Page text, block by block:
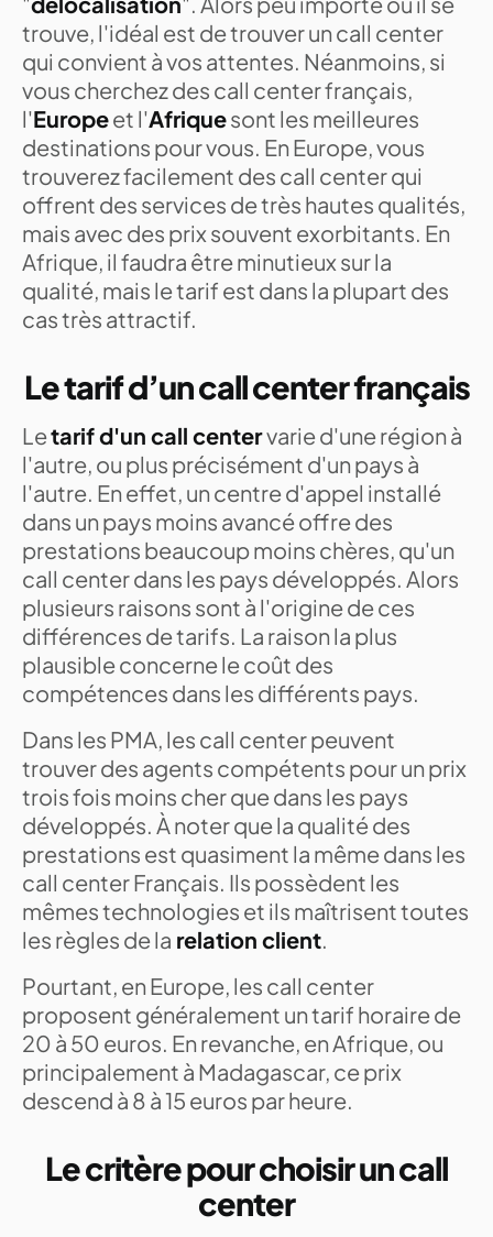
trouve, l'idéal est de trouver un call center
qui convient à vos attentes. Néanmoins, si
vous cherchez des call center français,
l'Europeet l'Afriquesont les meilleures
destinations pour vous. En Europe, vous
trouverez facilement des call center qui
offrent des services de très hautes qualités,
mais avec des prix souvent exorbitants. En
Afrique, il faudra être minutieux sur la
qualité, mais le tarif est dans la plupart des
cas très attractif.
Le tarif d’un call center français
Letarif d'un call centervarie d'une région à
l'autre, ou plus précisément d'un pays à
l'autre. En effet, un centre d'appel installé
dans un pays moins avancé offre des
prestations beaucoup moins chères, qu'un
call center dans les pays développés. Alors
plusieurs raisons sont à l'origine de ces
différences de tarifs. La raison la plus
plausible concerne le coût des
compétences dans les différents pays.
Dans les PMA, les call center peuvent
trouver des agents compétents pour un prix
trois fois moins cher que dans les pays
développés. À noter que la qualité des
prestations est quasiment la même dans les
call center Français. Ils possèdent les
mêmes technologies et ils maîtrisent toutes
les règles de la relation client.
Pourtant, en Europe, les call center
proposent généralement un tarif horaire de
20 à 50 euros. En revanche, en Afrique, ou
principalement à Madagascar, ce prix
descend à 8 à 15 euros par heure.
Le critère pour choisir un call
center